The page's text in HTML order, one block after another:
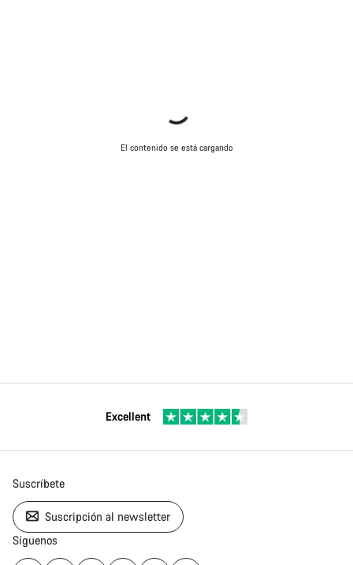
El contenido se está cargando
Excellent
Suscríbete
Suscripción al newsletter
Síguenos